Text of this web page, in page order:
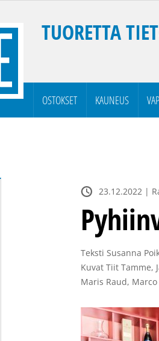
TUORETTA
OSTOKSET KAUNEUS
23.12.2022 |
Teksti Susanna
Kuvat Tiit Tamme,